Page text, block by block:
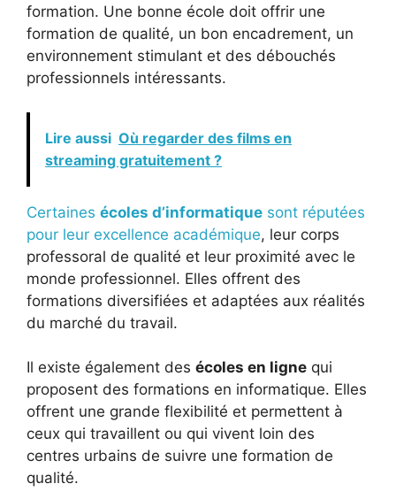
formation. Une bonne école doit offrir une
formation de qualité, un bon encadrement, un
environnement stimulant et des débouchés
professionnels intéressants.
Lire aussi Où regarder des films en
streaming gratuitement ?
Certaines écoles d’informatique sont réputées
pour leur excellence académique, leur corps
professoral de qualité et leur proximité avec le
monde professionnel. Elles offrent des
formations diversifiées et adaptées aux réalités
du marché du travail.
Il existe également des écoles en ligne qui
proposent des formations en informatique. Elles
offrent une grande flexibilité et permettent à
ceux qui travaillent ou qui vivent loin des
centres urbains de suivre une formation de
qualité.